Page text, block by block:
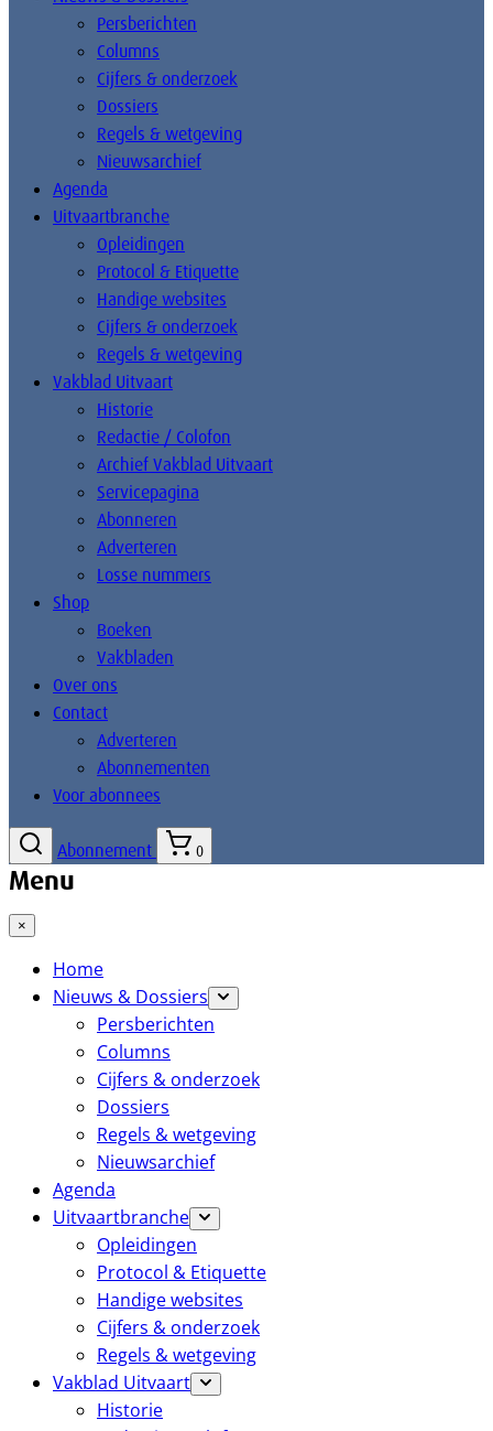
Persberichten
Columns
Cijfers & onderzoek
Dossiers
Regels & wetgeving
Nieuwsarchief
Agenda
Uitvaartbranche
Opleidingen
Protocol & Etiquette
Handige websites
Cijfers & onderzoek
Regels & wetgeving
Vakblad Uitvaart
Historie
Redactie / Colofon
Archief Vakblad Uitvaart
Servicepagina
Abonneren
Adverteren
Losse nummers
Shop
Boeken
Vakbladen
Over ons
Contact
Adverteren
Abonnementen
Voor abonnees
Abonnement 0
Menu
×
Home
Nieuws & Dossiers
Persberichten
Columns
Cijfers & onderzoek
Dossiers
Regels & wetgeving
Nieuwsarchief
Agenda
Uitvaartbranche
Opleidingen
Protocol & Etiquette
Handige websites
Cijfers & onderzoek
Regels & wetgeving
Vakblad Uitvaart
Historie